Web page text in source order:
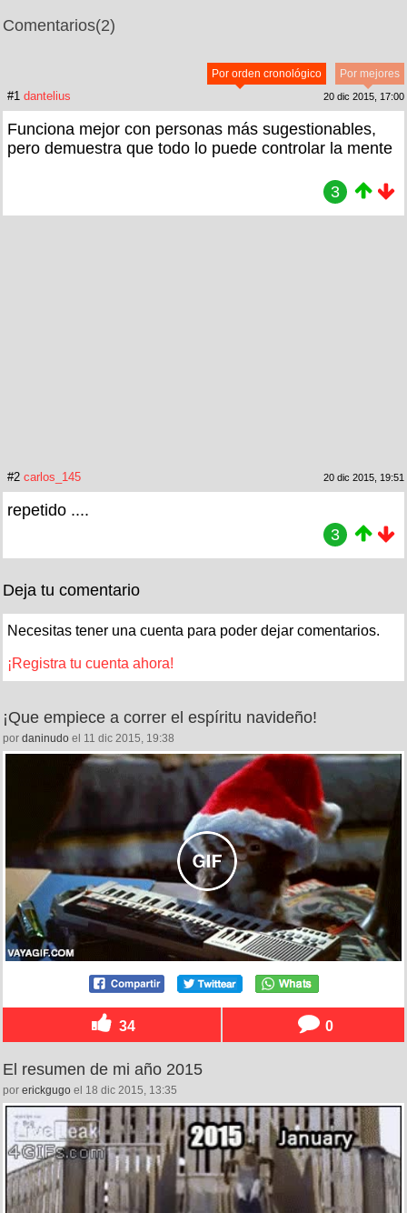
Comentarios(2)
Por mejores
Por orden cronológico
#1 dantelius 20 dic 2015, 17:00
Funciona mejor con personas más sugestionables,
pero demuestra que todo lo puede controlar la mente
3
#2 carlos_145 20 dic 2015, 19:51
repetido ....
3
Deja tu comentario
Necesitas tener una cuenta para poder dejar comentarios.
¡Registra tu cuenta ahora!
¡Que empiece a correr el espíritu navideño!
por daninudo el 11 dic 2015, 19:38
34 0
El resumen de mi año 2015
por erickgugo el 18 dic 2015, 13:35